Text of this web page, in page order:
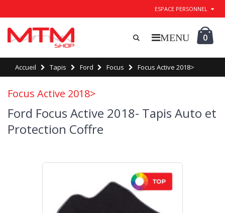
ESPACE PERSONNEL
0
Accueil Tapis Ford Focus Focus Active 2018>
Focus Active 2018>
Ford Focus Active 2018- Tapis Auto et
Protection Coffre